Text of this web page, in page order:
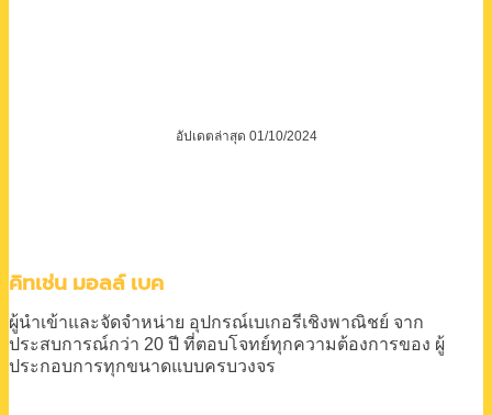
อัปเดตล่าสุด 01/10/2024
คิทเช่น มอลล์ เบค
ผู้นำเข้าและจัดจำหน่าย อุปกรณ์เบเกอรีเชิงพาณิชย์ จาก
ประสบการณ์กว่า 20 ปี ที่ตอบโจทย์ทุกความต้องการของ ผู้
ประกอบการทุกขนาดแบบครบวงจร